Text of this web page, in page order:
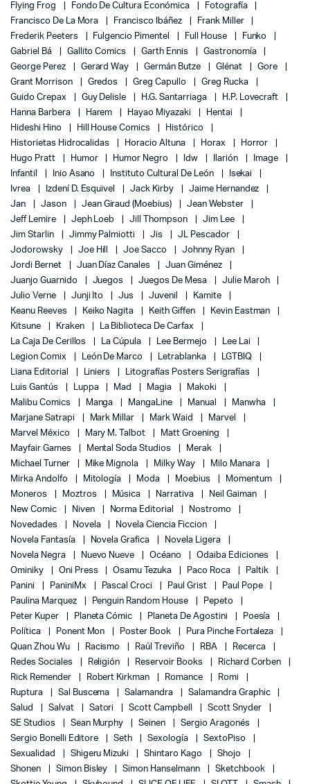
Flying Frog
Fondo De Cultura Económica
Fotografía
Francisco De La Mora
Francisco Ibáñez
Frank Miller
Frederik Peeters
Fulgencio Pimentel Full House
Funko
Gabriel Bá
Gallito Comics Garth Ennis
Gastronomía
George Perez
Gerard Way Germán Butze Glénat
Gore
Grant Morrison
Gredos Greg Capullo
Greg Rucka
Guido Crepax
Guy Delisle H.G. Santarriaga
H.P. Lovecraft
Hanna Barbera
Harem Hayao Miyazaki
Hentai
Hideshi Hino
Hill House Comics
Histórico
Historietas Hidrocalidas
Horacio Altuna Horax
Horror
Hugo Pratt
Humor Humor Negro Idw Ilarión
Image
Infantil
Inio Asano Instituto Cultural De León
Isekai
Ivrea
Izdení D. Esquivel Jack Kirby
Jaime Hernandez
Jan
Jason Jean Giraud (Moebius)
Jean Webster
Jeff Lemire
Jeph Loeb Jill Thompson
Jim Lee
Jim Starlin
Jimmy Palmiotti Jis
JL Pescador
Jodorowsky
Joe Hill Joe Sacco
Johnny Ryan
Jordi Bernet
Juan Díaz Canales
Juan Giménez
Juanjo Guarnido
Juegos Juegos De Mesa
Julie Maroh
Julio Verne
Junji Ito Jus Juvenil
Kamite
Keanu Reeves
Keiko Nagita Keith Giffen
Kevin Eastman
Kitsune
Kraken
La Biblioteca De Carfax
La Caja De Cerillos
La Cúpula Lee Bermejo
Lee Lai
Legion Comix
León De Marco Letrablanka
LGTBIQ
Liana Editorial
Liniers
Litografías Posters Serigrafías
Luis Gantús
Luppa Mad Magia
Makoki
Malibu Comics
Manga MangaLine Manual
Manwha
Marjane Satrapi
Mark Millar Mark Waid
Marvel
Marvel México
Mary M. Talbot
Matt Groening
Mayfair Games
Mental Soda Studios
Merak
Michael Turner
Mike Mignola Milky Way
Milo Manara
Mirka Andolfo
Mitología Moda Moebius
Momentum
Moneros
Moztros Música Narrativa
Neil Gaiman
New Comic
Niven Norma Editorial
Nostromo
Novedades
Novela
Novela Ciencia Ficcion
Novela Fantasía
Novela Grafica
Novela Ligera
Novela Negra
Nuevo Nueve Océano
Odaiba Ediciones
Ominiky
Oni Press Osamu Tezuka Paco Roca
Paltik
Panini
PaniniMx Pascal Croci Paul Grist
Paul Pope
Paulina Marquez
Penguin Random House
Pepeto
Peter Kuper
Planeta Cómic Planeta De Agostini
Poesía
Política
Ponent Mon Poster Book
Pura Pinche Fortaleza
Quan Zhou Wu
Racismo Raúl Treviño RBA
Recerca
Redes Sociales
Religión Reservoir Books
Richard Corben
Rick Remender
Robert Kirkman Romance
Romi
Ruptura
Sal Buscema Salamandra
Salamandra Graphic
Salud
Salvat Satori Scott Campbell
Scott Snyder
SE Studios
Sean Murphy Seinen
Sergio Aragonés
Sergio Bonelli Editore
Seth Sexología
SextoPiso
Sexualidad
Shigeru Mizuki Shintaro Kago
Shojo
Shonen
Simon Bisley Simon Hanselmann
Sketchbook